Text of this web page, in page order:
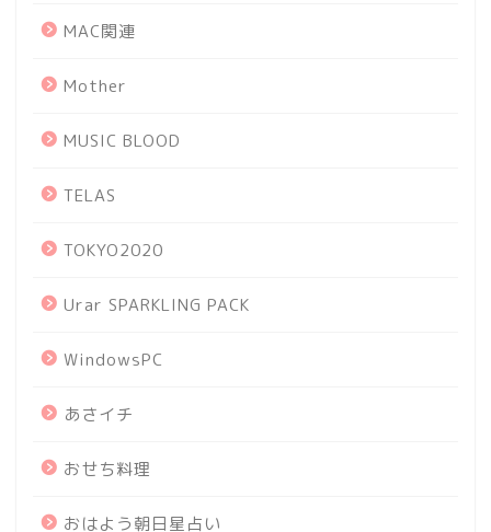
MAC関連
Mother
MUSIC BLOOD
TELAS
TOKYO2020
Urar SPARKLING PACK
WindowsPC
あさイチ
おせち料理
おはよう朝日星占い